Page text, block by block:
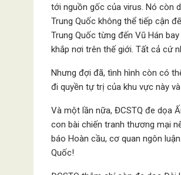
tới nguồn gốc của virus. Nó còn
Trung Quốc không thể tiếp cận
Trung Quốc từng đến Vũ Hán
khắp nơi trên thế giới. Tất cả cứ
Nhưng đợi đã, tình hình còn có
đi quyền tự trị của khu vực này
Và một lần nữa, ĐCSTQ đe dọa
con bài chiến tranh thương mại
báo Hoàn cầu, cơ quan ngôn
Quốc!